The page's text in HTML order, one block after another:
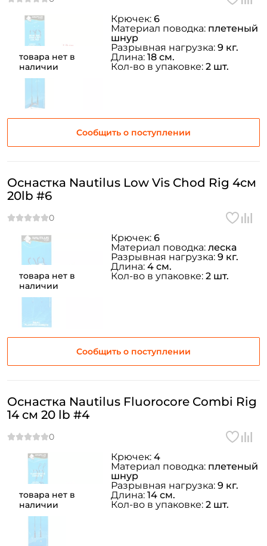
товара нет в
наличии
Сообщить о поступлении
Крючек: 6
Материал поводка: плетеный
шнур
Разрывная нагрузка: 9 кг.
Длина: 18 см.
Кол-во в упаковке: 2 шт.
товара нет в
наличии
Оснастка Nautilus Low Vis Chod Rig 4см
20lb #6
Сообщить о поступлении
Крючек: 6
Материал поводка: леска
Разрывная нагрузка: 9 кг.
Длина: 4 см.
Кол-во в упаковке: 2 шт.
товара нет в
наличии
Оснастка Nautilus Fluorocore Combi Rig
14 см 20 lb #4
Крючек: 4
Материал поводка: плетеный
шнур
Разрывная нагрузка: 9 кг.
Длина: 14 см.
Кол-во в упаковке: 2 шт.